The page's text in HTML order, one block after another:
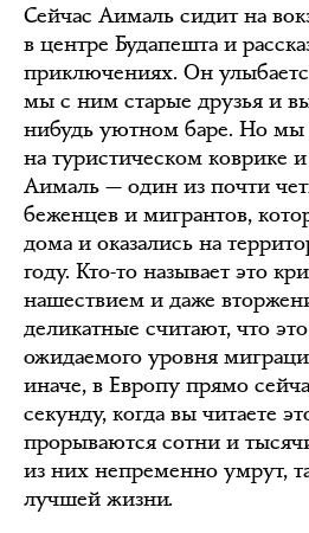
Сейчас Аималь сидит на
в центре Будапешта и
приключениях. Он
мы с ним старые друзья и
нибудь уютном баре. Но
на туристическом коврике
Аималь — один из почти
беженцев и мигрантов,
дома и оказались на
году. Кто-то называет это
нашествием и даже
деликатные считают, что
ожидаемого уровня
иначе, в Европу прямо
секунду, когда вы читаете
прорываются сотни и
из них непременно умрут,
лучшей жизни.